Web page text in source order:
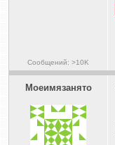
Сообщений: >10K
Моеимязанято